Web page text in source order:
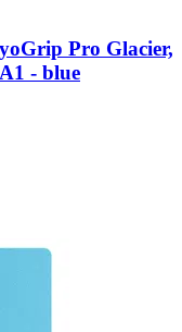
Pro Glacier,
-​ blue